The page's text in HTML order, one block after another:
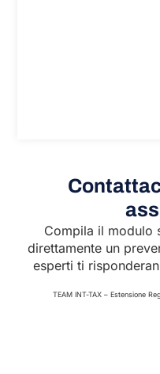
Compila il modulo
direttamente un
esperti ti
TEAM INT-TAX – Estensione